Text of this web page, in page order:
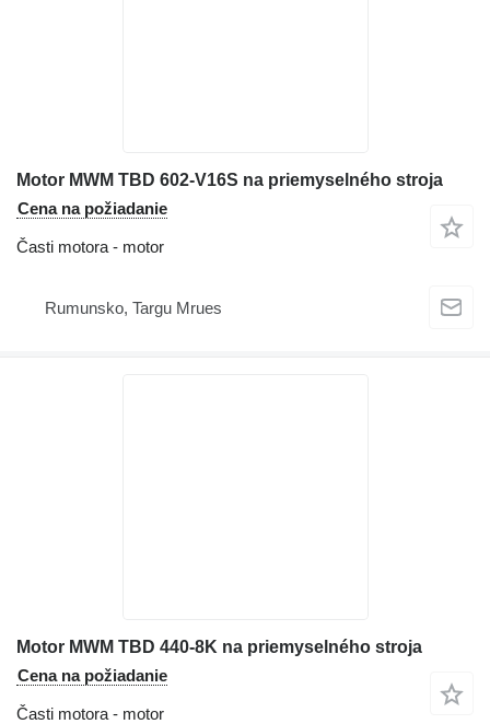
Motor MWM TBD 602-V16S na priemyselného stroja
Cena na požiadanie
Časti motora - motor
Rumunsko, Targu Mrues
Motor MWM TBD 440-8K na priemyselného stroja
Cena na požiadanie
Časti motora - motor